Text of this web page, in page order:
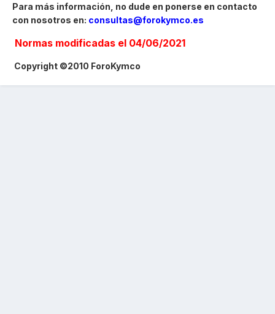
Para más información, no dude en ponerse en contacto
con nosotros en: consultas@forokymco.es
Normas modificadas el 04/06/2021
Copyright ©2010 ForoKymco